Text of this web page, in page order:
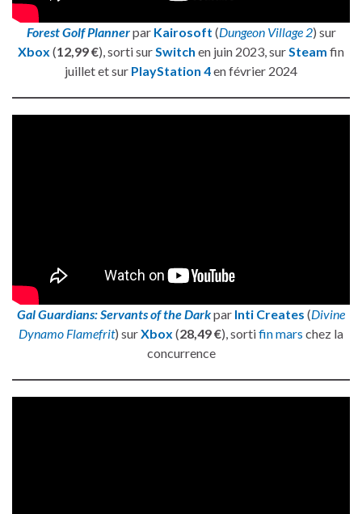
Forest Golf Plannerpar Kairosoft (Dungeon Village 2) sur
Xbox (12,99 €), sorti surSwitch en juin 2023, surSteam fin
juillet et sur PlayStation 4en février 2024
Gal Guardians: Servants of the Darkpar Inti Creates (Divine
Dynamo Flamefrit) surXbox (28,49 €), sortifin mars chez la
concurrence